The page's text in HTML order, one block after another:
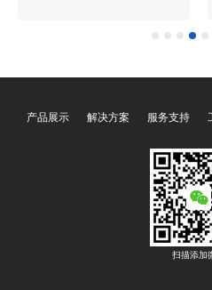
中议视控的数字会议系
D6103，会议系统主机OY-
D6100，会议话筒处理器
OY-D6101，会议话筒代表
单元OY-D505NB，OY-
D205NB，会议主席单元
OY-D505NA，OY-D205NB
产品展示 解决方案 服务支持
扫描添加